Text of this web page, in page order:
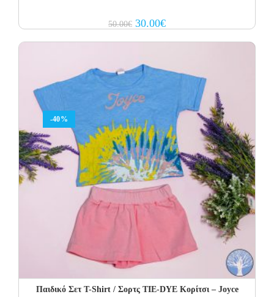
50.00€ Original
price
30.00€Current
price
-40%
Παιδικό Σετ Τ-Shirt / Σορτς TIE-DYE Κορίτσι – Joyce